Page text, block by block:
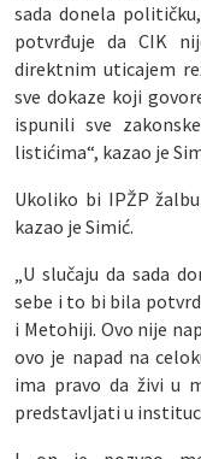
sada donela
potvrđuje da CIK
direktnim uticajem
sve dokaze koji
ispunili sve
listićima“, kazao je
Ukoliko bi IPŽP
kazao je Simić.
„U slučaju da sada
sebe i to bi bila
i Metohiji. Ovo nije
ovo je napad na
ima pravo da živi u
predstavljati u